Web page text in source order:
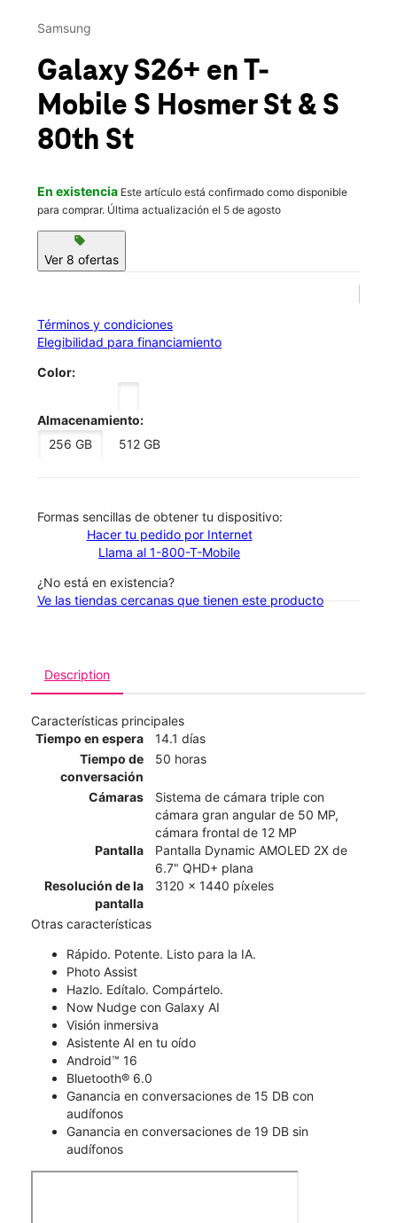
Mar.:10:00 a.m. a 8:00 p.m.
7921 S Hosmer St Ste D Tacoma, WA 98408
Samsung
Galaxy S26+ en T-
Mobile S Hosmer St & S
80th St
En existencia Este artículo está confirmado como disponible
para comprar. Última actualización el 5 de agosto
sell
Ver 8 ofertas
Términos y condiciones
Elegibilidad para financiamiento
Color:
Almacenamiento:
256 GB
512 GB
​​​​​​​Formas sencillas de obtener tu dispositivo:
Hacer tu pedido por Internet
Llama al 1-800-T-Mobile
¿No está en existencia?
Ve las tiendas cercanas que tienen este producto
Description
Características principales
Tiempo en espera
14.1 días
Tiempo de
conversación
50 horas
Cámaras
Sistema de cámara triple con
cámara gran angular de 50 MP,
cámara frontal de 12 MP
Pantalla
Pantalla Dynamic AMOLED 2X de
6.7" QHD+ plana
Resolución de la
pantalla
3120 x 1440 píxeles
Otras características
Rápido. Potente. Listo para la IA.
Photo Assist
Hazlo. Edítalo. Compártelo.
Now Nudge con Galaxy AI
Visión inmersiva
Asistente AI en tu oído
Android™ 16
Bluetooth® 6.0
Ganancia en conversaciones de 15 DB con
audífonos
Ganancia en conversaciones de 19 DB sin
audífonos